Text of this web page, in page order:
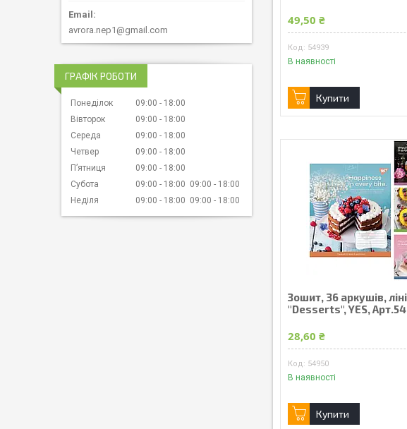
49,50 ₴
54939
В наявності
Купити
Зошит, 36 аркушів,
"Desserts", YES,
28,60 ₴
54950
В наявності
Купити
avrora.nep1@gmail.com
ГРАФІК РОБОТИ
Понеділок 09:00
18:00
Вівторок
09:00
18:00
Середа
09:00
18:00
Четвер
09:00
18:00
Пʼятниця
09:00
18:00
Субота
09:00 18:00 09:00
18:00
Неділя
09:00 18:00 09:00 18:00